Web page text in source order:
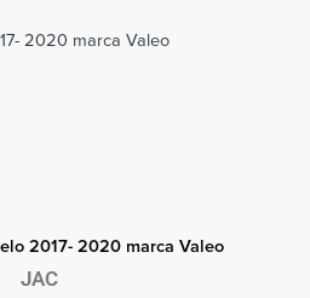
2017- 2020 marca Valeo
JAC